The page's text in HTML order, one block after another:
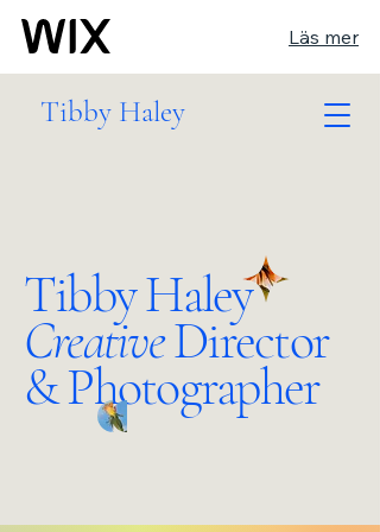
Läs mer